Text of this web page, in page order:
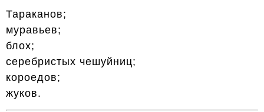
Тараканов;
муравьев;
блох;
серебристых чешуйниц;
короедов;
жуков.